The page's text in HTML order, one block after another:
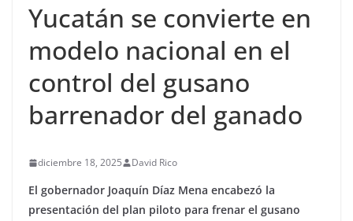
Yucatán se convierte en
modelo nacional en el
control del gusano
barrenador del ganado
diciembre 18, 2025 David Rico
El gobernador Joaquín Díaz Mena encabezó la
presentación del plan piloto para frenar el gusano